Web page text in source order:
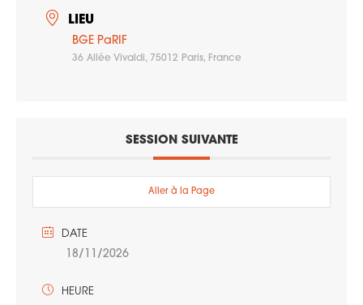
LIEU
BGE PaRIF
36 Allée Vivaldi, 75012 Paris, France
SESSION SUIVANTE
Aller à la Page
DATE
18/11/2026
HEURE